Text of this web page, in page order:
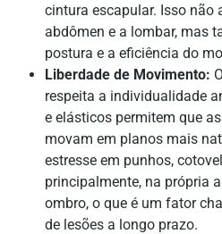
cintura escapular. Isso não
abdômen e a lombar, mas
postura e a eficiência do
Liberdade de Movimento:
respeita a individualidade
e elásticos permitem que
movam em planos mais
estresse em punhos,
principalmente, na própria
ombro, o que é um fator
de lesões a longo prazo.